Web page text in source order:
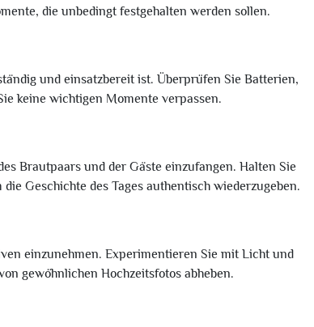
die unbedingt festgehalten werden sollen.
und einsatzbereit ist. Überprüfen Sie Batterien,
keine wichtigen Momente verpassen.
Brautpaars und der Gäste einzufangen. Halten Sie
Geschichte des Tages authentisch wiederzugeben.
einzunehmen. Experimentieren Sie mit Licht und
gewöhnlichen Hochzeitsfotos abheben.